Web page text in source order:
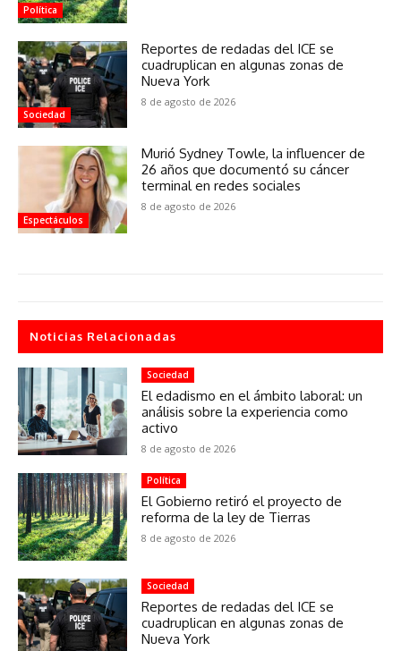
Política
Sociedad
Reportes de redadas del ICE se
cuadruplican en algunas zonas de
Nueva York
8 de agosto de 2026
Espectáculos
Murió Sydney Towle, la influencer de
26 años que documentó su cáncer
terminal en redes sociales
8 de agosto de 2026
Noticias Relacionadas
Sociedad
El edadismo en el ámbito laboral: un
análisis sobre la experiencia como
activo
8 de agosto de 2026
Política
El Gobierno retiró el proyecto de
reforma de la ley de Tierras
8 de agosto de 2026
Sociedad
Reportes de redadas del ICE se
cuadruplican en algunas zonas de
Nueva York